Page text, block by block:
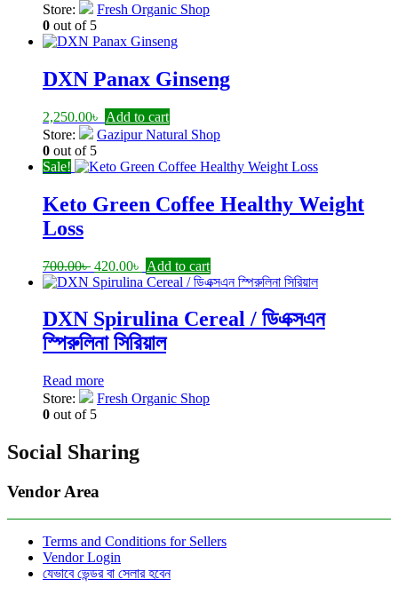
Store:
Fresh Organic Shop
0 out of 5
DXN Panax Ginseng
2,250.00৳ Add to cart
Store:
Gazipur Natural Shop
0 out of 5
Sale!
Keto Green Coffee Healthy Weight
Loss
700.00৳ Original
price
700.00৳ .
420.00৳
Current
price
420.00৳ .
Add to cart
DXN Spirulina Cereal / ডিএক্সএন
স্পিরুলিনা সিরিয়াল
Read more
Store:
Fresh Organic Shop
0 out of 5
Social Sharing
Vendor Area
Terms and Conditions for Sellers
Vendor Login
যেভাবে ভেন্ডর বা সেলার হবেন